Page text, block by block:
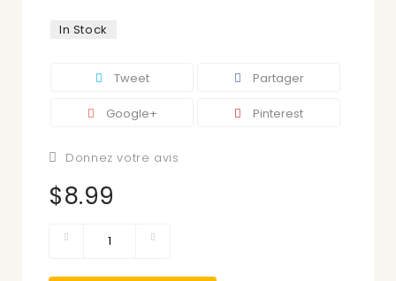
In Stock
Tweet Partager
Google+ Pinterest
Donnez votre avis
$8.99